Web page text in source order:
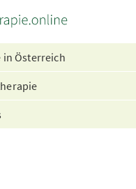
in Österreich